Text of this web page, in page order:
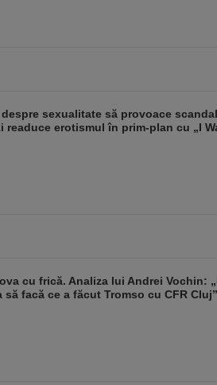
sexualitate să provoace
readuce erotismul în prim-plan cu „I
cu frică. Analiza lui Andrei Vochin:
facă ce a făcut Tromso cu CFR Cluj”